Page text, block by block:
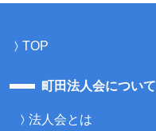
TOP
町田法人会について
法人会とは